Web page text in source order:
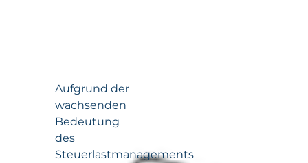
Aufgrund der
wachsenden
Bedeutung
des
Steuerlastmanagements